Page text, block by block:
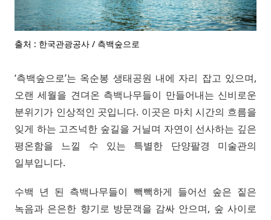
출처 : 한국관광공사 / 측백숲으로
‘측백숲으로’는 옥순봉 생태공원 내에 자리 잡고 있으며,
오랜 세월을 견뎌온 측백나무들이 만들어내는 신비로운
분위기가 인상적인 곳입니다. 이곳은 마치 시간의 흐름을
잊게 하는 고즈넉한 숲길을 거닐며 자연이 선사하는 깊은
평온함을 느낄 수 있는 특별한 단양팔경 미술관의
일부입니다.
수백 년 된 측백나무들이 빽빽하게 들어선 숲은 짙은
녹음과 은은한 향기로 방문객을 감싸 안으며, 숲 사이로